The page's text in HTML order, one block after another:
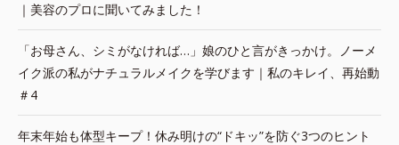
｜美容のプロに聞いてみました！
「お母さん、シミがなければ…」娘のひと言がきっかけ。ノーメ
イク派の私がナチュラルメイクを学びます｜私のキレイ、再始動
＃4
年末年始も体型キープ！休み明けの“ドキッ”を防ぐ3つのヒント